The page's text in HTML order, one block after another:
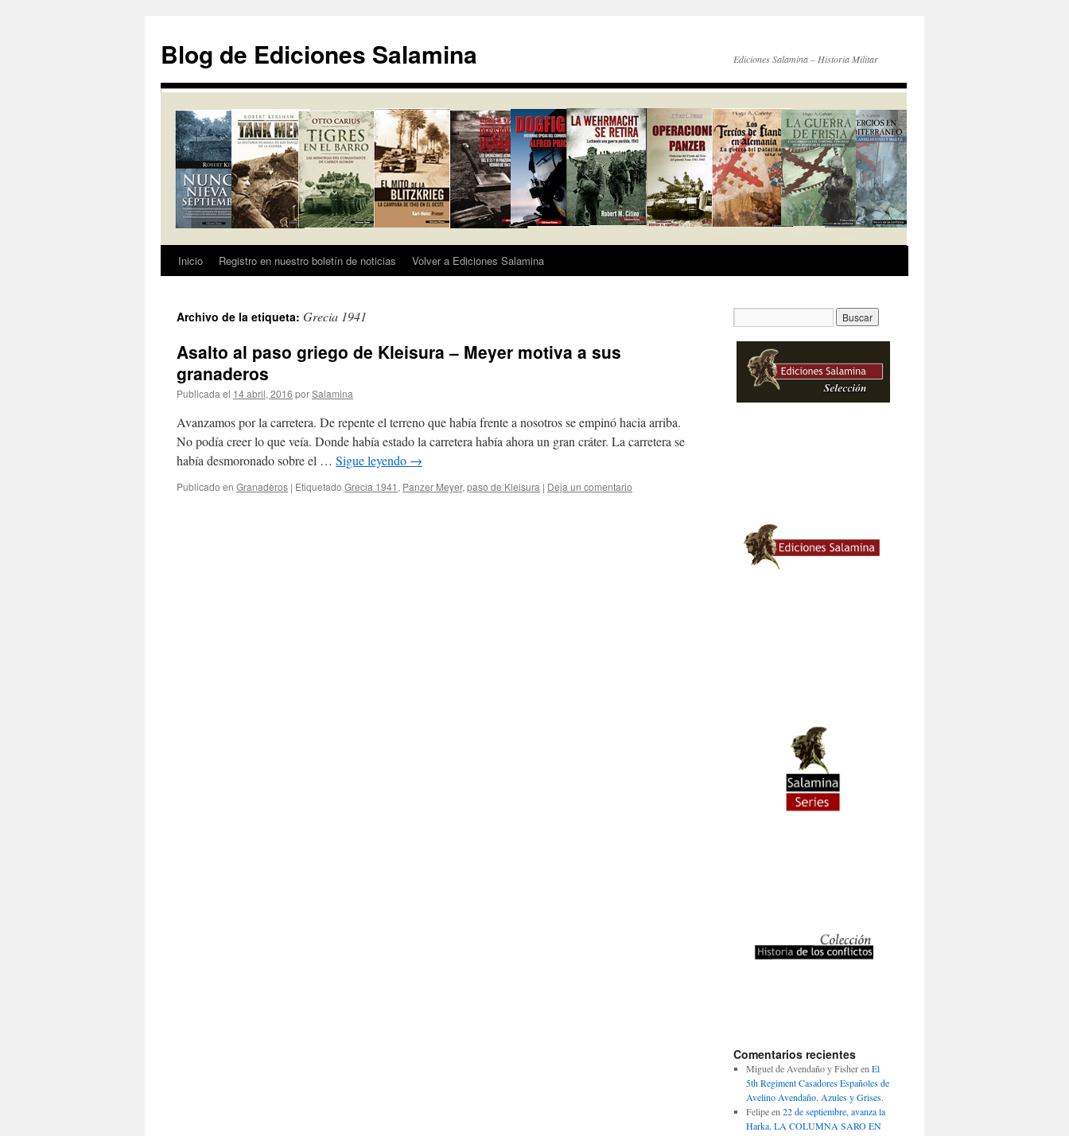
contenido
Blog de Ediciones Salamina Ediciones Salamina – Historia Militar
Inicio Registro en nuestro boletín de noticias Volver a Ediciones Salamina
Archivo de la etiqueta: Grecia 1941
Asalto al paso griego de Kleisura – Meyer motiva a sus
granaderos
Publicada el 14 abril, 2016 porSalamina
Avanzamos por la carretera. De repente el terreno que había frente a nosotros se empinó hacia arriba.
No podía creer lo que veía. Donde había estado la carretera había ahora un gran cráter. La carretera se
había desmoronado sobre el … Sigue leyendo →
Publicado en Granaderos | Etiquetado Grecia 1941 , Panzer Meyer, paso de Kleisura | Deja un comentario
Comentarios recientes
Miguel de Avendaño y Fisheren El
5th Regiment Casadores Españoles de
Avelino Avendaño. Azules y Grises.
Felipeen 22 de septiembre, avanza la
Harka. LA COLUMNA SARO EN